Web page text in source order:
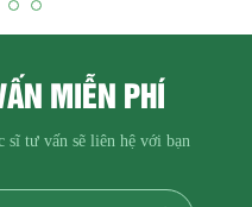
MIỄN PHÍ
sĩ tư vấn sẽ liên hệ với bạn